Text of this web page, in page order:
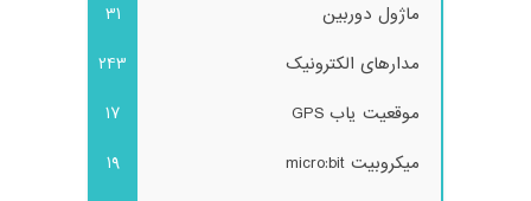
ماژول دوربین
31
مدارهای الکترونیک
243
موقعیت یاب GPS
17
میکروبیت micro:bit
19